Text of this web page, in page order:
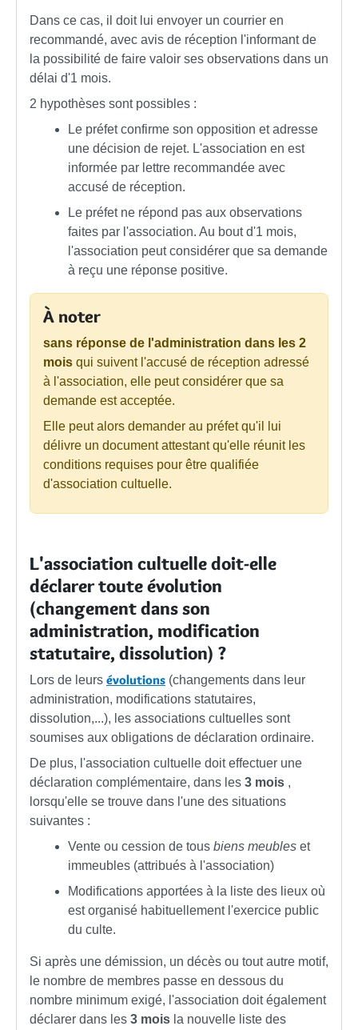
Dans ce cas, il doit lui envoyer un courrier en
recommandé, avec avis de réception l'informant de
la possibilité de faire valoir ses observations dans un
délai d'1 mois.
2 hypothèses sont possibles :
Le préfet confirme son opposition et adresse
une décision de rejet. L'association en est
informée par lettre recommandée avec
accusé de réception.
Le préfet ne répond pas aux observations
faites par l'association. Au bout d'1 mois,
l'association peut considérer que sa demande
à reçu une réponse positive.
À noter
sans réponse de l'administration dans les 2
mois qui suivent l'accusé de réception adressé
à l'association, elle peut considérer que sa
demande est acceptée.
Elle peut alors demander au préfet qu'il lui
délivre un document attestant qu'elle réunit les
conditions requises pour être qualifiée
d'association cultuelle.
L'association cultuelle doit-elle
déclarer toute évolution
(changement dans son
administration, modification
statutaire, dissolution) ?
Lors de leurs évolutions (changements dans leur
administration, modifications statutaires,
dissolution,...), les associations cultuelles sont
soumises aux obligations de déclaration ordinaire.
De plus, l'association cultuelle doit effectuer une
déclaration complémentaire, dans les 3 mois ,
lorsqu'elle se trouve dans l'une des situations
suivantes :
Vente ou cession de tous biens meubles et
immeubles (attribués à l'association)
Modifications apportées à la liste des lieux où
est organisé habituellement l'exercice public
du culte.
Si après une démission, un décès ou tout autre motif,
le nombre de membres passe en dessous du
nombre minimum exigé, l'association doit également
déclarer dans les 3 mois la nouvelle liste des